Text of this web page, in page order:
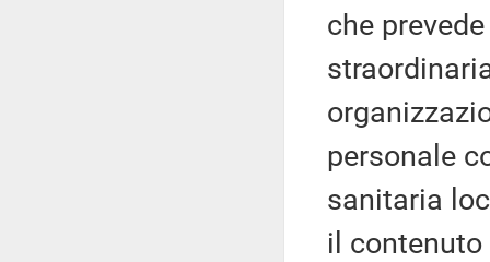
che
personale
sanitaria
il contenuto